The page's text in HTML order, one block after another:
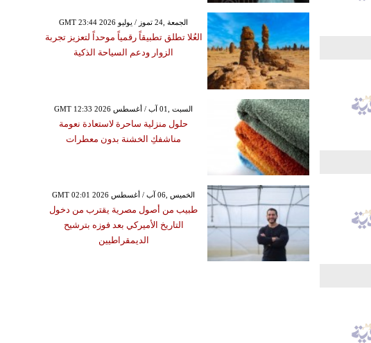
GMT 23:44 2026 الجمعة ,24 تموز / يوليو
العُلا تطلق تطبيقاً رقمياً موحداً لتعزيز تجربة
الزوار ودعم السياحة الذكية
GMT 12:33 2026 السبت ,01 آب / أغسطس
حلول منزلية ساحرة لاستعادة نعومة
مناشفكِ الخشنة بدون معطرات
GMT 02:01 2026 الخميس ,06 آب / أغسطس
طبيب من أصول مصرية يقترب من دخول
التاريخ الأميركي بعد فوزه بترشيح
الديمقراطيين